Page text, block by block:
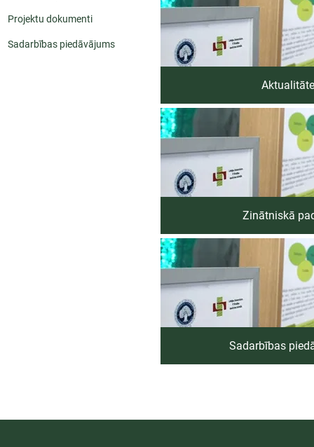
Projektu dokumenti
Sadarbības piedāvājums
Zinātniskā
Sadarbības